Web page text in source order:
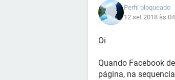
Perfil bloqueado
12 set 2018 às
Oi
Quando Facebook
página, na